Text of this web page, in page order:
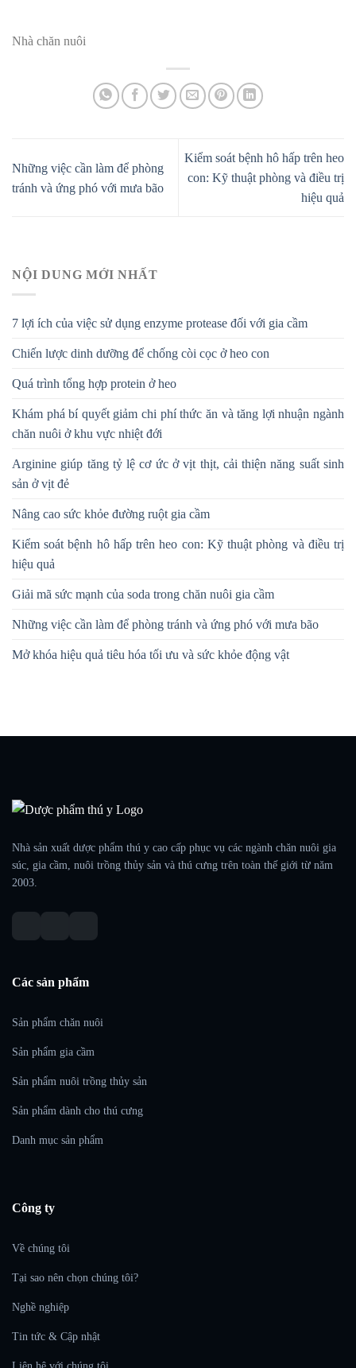
Nhà chăn nuôi
Những việc cần làm để phòng
tránh và ứng phó với mưa bão
Kiểm soát bệnh hô hấp trên heo
con: Kỹ thuật phòng và điều trị
hiệu quả
NỘI DUNG MỚI NHẤT
7 lợi ích của việc sử dụng enzyme protease đối với gia cầm
Chiến lược dinh dưỡng để chống còi cọc ở heo con
Quá trình tổng hợp protein ở heo
Khám phá bí quyết giảm chi phí thức ăn và tăng lợi nhuận ngành
chăn nuôi ở khu vực nhiệt đới
Arginine giúp tăng tỷ lệ cơ ức ở vịt thịt, cải thiện năng suất sinh
sản ở vịt đẻ
Nâng cao sức khỏe đường ruột gia cầm
Kiểm soát bệnh hô hấp trên heo con: Kỹ thuật phòng và điều trị
hiệu quả
Giải mã sức mạnh của soda trong chăn nuôi gia cầm
Những việc cần làm để phòng tránh và ứng phó với mưa bão
Mở khóa hiệu quả tiêu hóa tối ưu và sức khỏe động vật
Nhà sản xuất dược phẩm thú y cao cấp phục vụ các ngành chăn nuôi gia
súc, gia cầm, nuôi trồng thủy sản và thú cưng trên toàn thế giới từ năm
2003.
Các sản phẩm
Sản phẩm chăn nuôi
Sản phẩm gia cầm
Sản phẩm nuôi trồng thủy sản
Sản phẩm dành cho thú cưng
Danh mục sản phẩm
Công ty
Về chúng tôi
Tại sao nên chọn chúng tôi?
Nghề nghiệp
Tin tức & Cập nhật